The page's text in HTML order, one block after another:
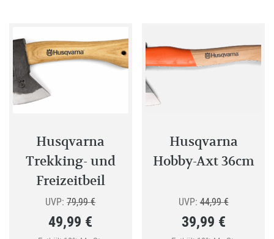
Husqvarna
Trekking- und
Freizeitbeil
UVP: 79,99€Ursprünglicher
49,99 €
Husqvarna
Hobby-Axt 36cm
UVP: 44,99€
39,99 €